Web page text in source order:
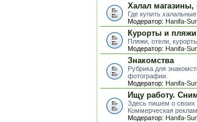
Халал магазины,
Где купить
Модератор: Hanifa-
Курорты и
Пляжи, отели,
Модератор: Hanifa-
Знакомства
Рубрика для
фотографии.
Модератор: Hanifa-
Ищу работу.
Здесь пишем о своих
Коммерческая
Модератор: Hanifa-